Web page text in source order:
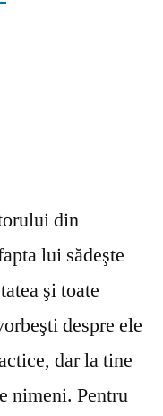
din
lui sădeşte
şi toate
despre ele
dar la tine
nimeni. Pentru